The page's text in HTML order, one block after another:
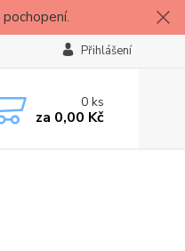
Přihlášení
0ks
za 0,00 Kč